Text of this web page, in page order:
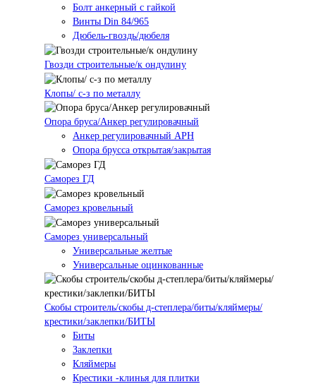
Болт анкерный с гайкой
Винты Din 84/965
Дюбель-гвоздь/дюбеля
Гвозди строительные/к ондулину
Клопы/ с-з по металлу
Опора бруса/Анкер регулировачный
Анкер регулировачный АРН
Опора брусса открытая/закрытая
Саморез ГД
Саморез кровельный
Саморез универсальный
Универсальные желтые
Универсальные оцинкованные
Скобы строитель/скобы д-степлера/биты/кляймеры/
крестики/заклепки/БИТЫ
Биты
Заклепки
Кляймеры
Крестики -клинья для плитки